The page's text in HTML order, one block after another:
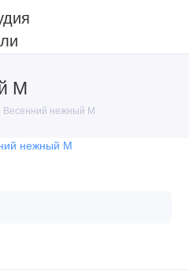
М
Весенний нежный М